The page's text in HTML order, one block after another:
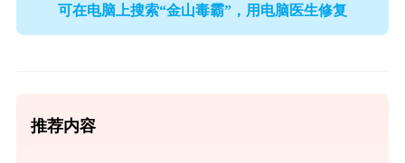
可在电脑上搜索“金山毒霸”，用电脑医生修复
推荐内容